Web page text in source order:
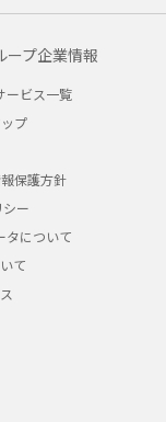
ープ企業情報
ービス一覧
プ
保護方針
ー
タについて
て